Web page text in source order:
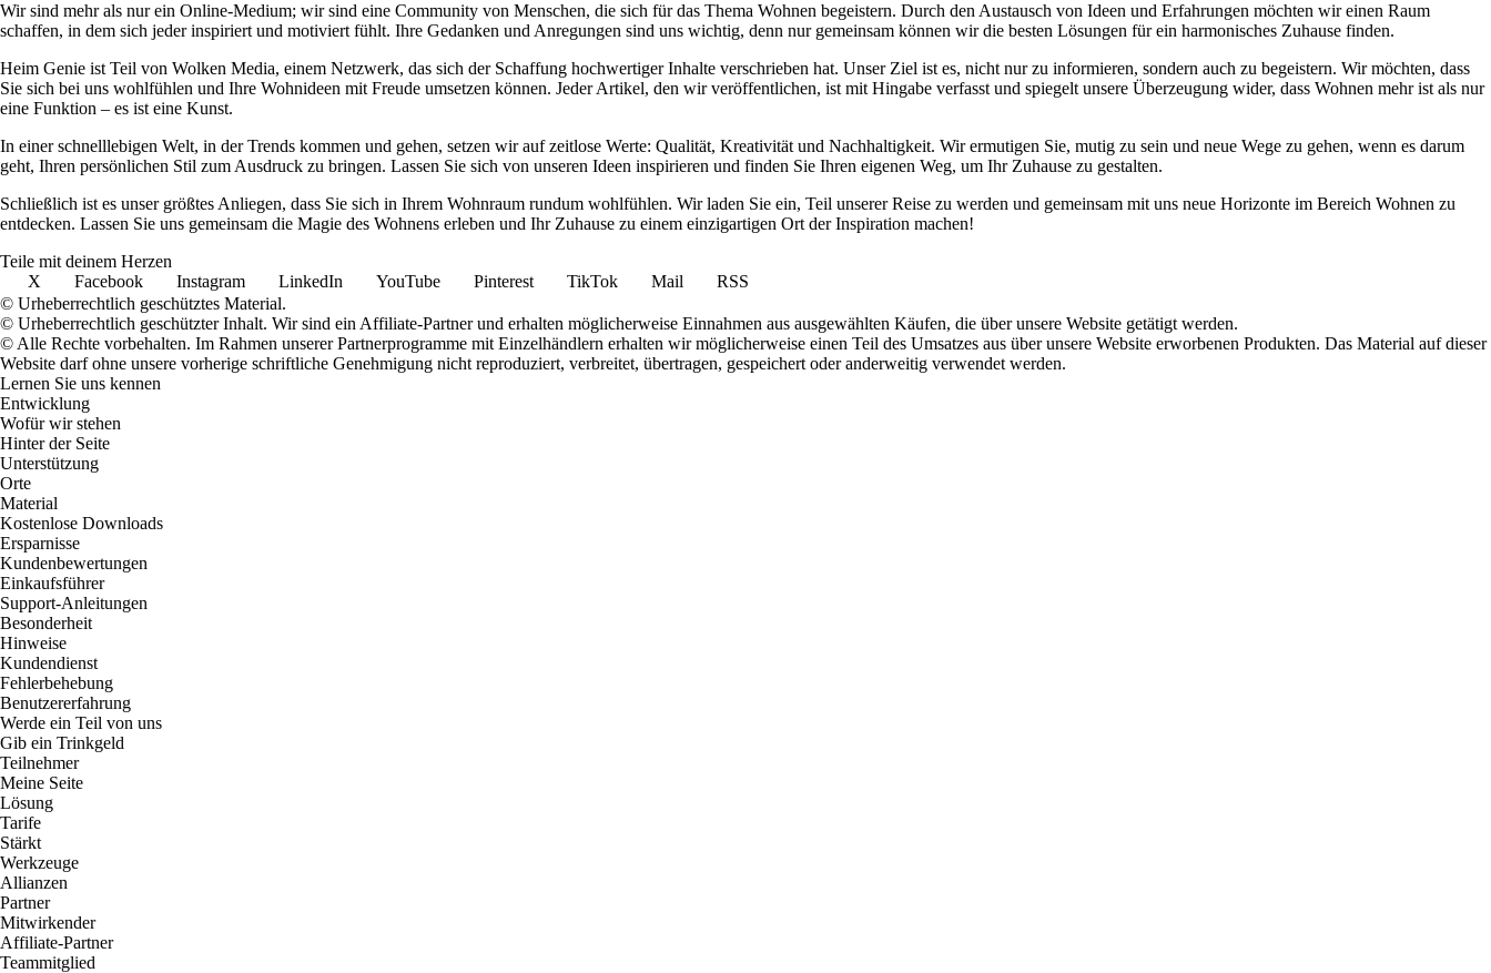
Wir sind mehr als nur ein Online-Medium; wir sind eine Community von Menschen, die sich für das Thema Wohnen begeistern. Durch den Austausch von Ideen und Erfahrungen möchten wir einen Raum
schaffen, in dem sich jeder inspiriert und motiviert fühlt. Ihre Gedanken und Anregungen sind uns wichtig, denn nur gemeinsam können wir die besten Lösungen für ein harmonisches Zuhause finden.
Heim Genie ist Teil von Wolken Media, einem Netzwerk, das sich der Schaffung hochwertiger Inhalte verschrieben hat. Unser Ziel ist es, nicht nur zu informieren, sondern auch zu begeistern. Wir möchten, dass
Sie sich bei uns wohlfühlen und Ihre Wohnideen mit Freude umsetzen können. Jeder Artikel, den wir veröffentlichen, ist mit Hingabe verfasst und spiegelt unsere Überzeugung wider, dass Wohnen mehr ist als nur
eine Funktion – es ist eine Kunst.
In einer schnelllebigen Welt, in der Trends kommen und gehen, setzen wir auf zeitlose Werte: Qualität, Kreativität und Nachhaltigkeit. Wir ermutigen Sie, mutig zu sein und neue Wege zu gehen, wenn es darum
geht, Ihren persönlichen Stil zum Ausdruck zu bringen. Lassen Sie sich von unseren Ideen inspirieren und finden Sie Ihren eigenen Weg, um Ihr Zuhause zu gestalten.
Schließlich ist es unser größtes Anliegen, dass Sie sich in Ihrem Wohnraum rundum wohlfühlen. Wir laden Sie ein, Teil unserer Reise zu werden und gemeinsam mit uns neue Horizonte im Bereich Wohnen zu
entdecken. Lassen Sie uns gemeinsam die Magie des Wohnens erleben und Ihr Zuhause zu einem einzigartigen Ort der Inspiration machen!
Teile mit deinem Herzen
X
Facebook Instagram LinkedIn YouTube Pinterest TikTok Mail
RSS
© Urheberrechtlich geschütztes Material.
© Urheberrechtlich geschützter Inhalt. Wir sind ein Affiliate-Partner und erhalten möglicherweise Einnahmen aus ausgewählten Käufen, die über unsere Website getätigt werden.
© Alle Rechte vorbehalten. Im Rahmen unserer Partnerprogramme mit Einzelhändlern erhalten wir möglicherweise einen Teil des Umsatzes aus über unsere Website erworbenen Produkten. Das Material auf dieser
Website darf ohne unsere vorherige schriftliche Genehmigung nicht reproduziert, verbreitet, übertragen, gespeichert oder anderweitig verwendet werden.
Lernen Sie uns kennen
Entwicklung
Wofür wir stehen
Hinter der Seite
Unterstützung
Orte
Material
Kostenlose Downloads
Ersparnisse
Kundenbewertungen
Einkaufsführer
Support-Anleitungen
Besonderheit
Hinweise
Kundendienst
Fehlerbehebung
Benutzererfahrung
Werde ein Teil von uns
Gib ein Trinkgeld
Teilnehmer
Meine Seite
Lösung
Tarife
Stärkt
Werkzeuge
Allianzen
Partner
Mitwirkender
Affiliate-Partner
Teammitglied